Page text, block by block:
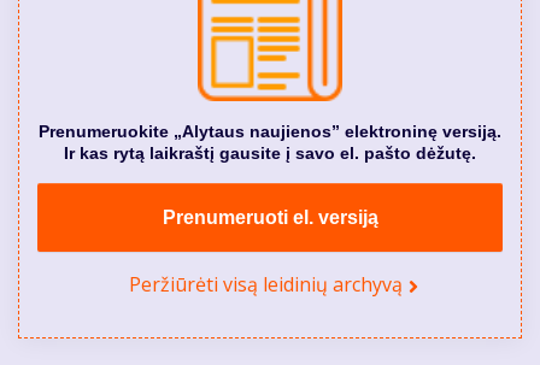
Prenumeruokite „Alytaus naujienos” elektroninę versiją.
Ir kas rytą laikraštį gausite į savo el. pašto dėžutę.
Prenumeruoti el. versiją
Peržiūrėti visą leidinių archyvą